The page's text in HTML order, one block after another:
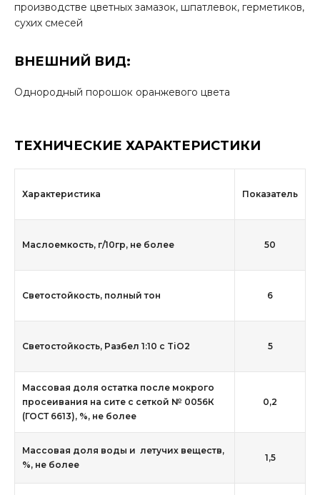
производстве цветных замазок, шпатлевок, герметиков,
сухих смесей
ВНЕШНИЙ ВИД:
Однородный порошок оранжевого цвета
ТЕХНИЧЕСКИЕ ХАРАКТЕРИСТИКИ
Характеристика Показатель
Маслоемкость, г/10гр, не более 50
Светостойкость, полный тон 6
Светостойкость, Разбел 1:10 с TiO2 5
Массовая доля остатка после мокрого
просеивания на сите с сеткой № 0056К
(ГОСТ 6613), %, не более
0,2
Массовая доля воды и летучих веществ,
%, не более
1,5